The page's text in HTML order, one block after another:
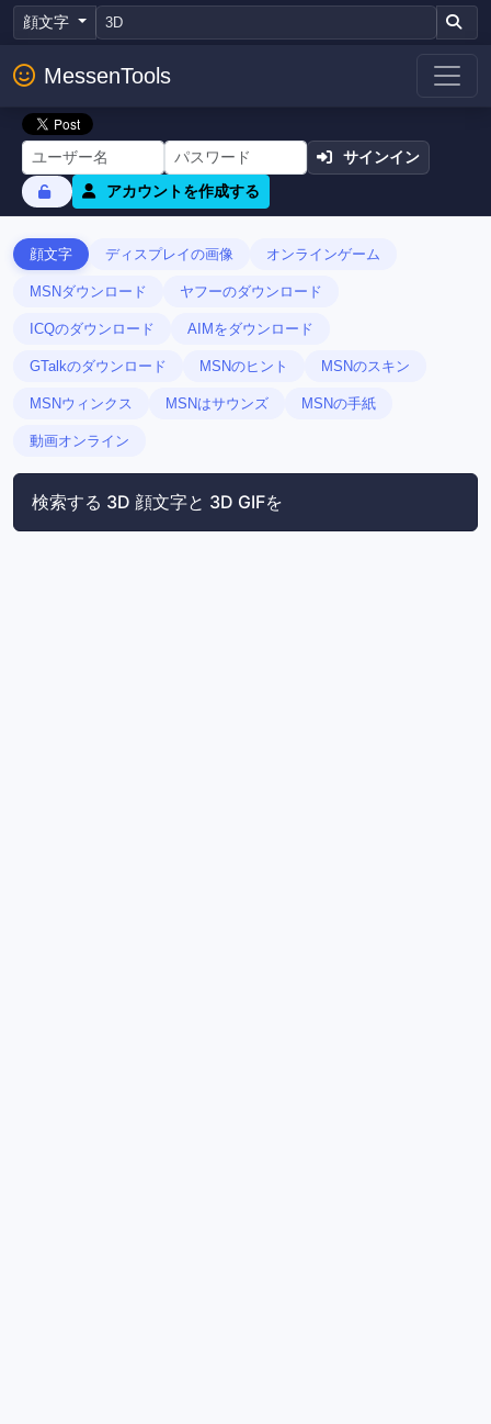
顔文字
MessenTools
サインイン
アカウントを作成する
顔文字 ディスプレイの画像 オンラインゲーム
MSNダウンロード ヤフーのダウンロード
ICQのダウンロード AIMをダウンロード
GTalkのダウンロード MSNのヒント MSNのスキン
MSNウィンクス MSNはサウンズ MSNの手紙
動画オンライン
検索する 3D 顔文字と 3D GIFを